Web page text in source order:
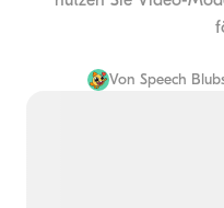
Von Speech